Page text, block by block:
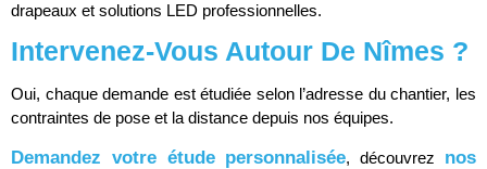
drapeaux et solutions LED professionnelles.
Intervenez-Vous Autour De Nîmes ?
Oui, chaque demande est étudiée selon l’adresse du chantier, les
contraintes de pose et la distance depuis nos équipes.
Demandez votre étude personnalisée, découvrez nos